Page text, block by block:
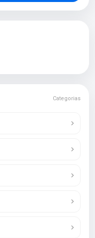
Categorias